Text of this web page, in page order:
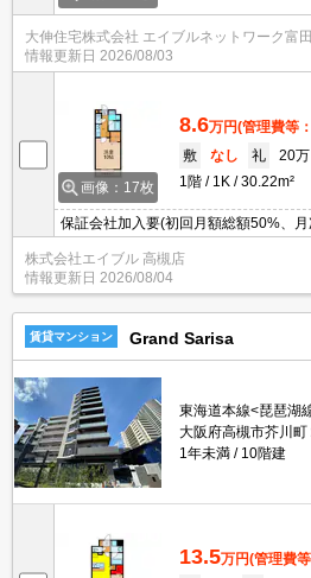
大伸住宅株式会社 エイブルネットワーク富
情報更新日 2026/08/03
画像：17枚
8.6万円(管理費等
敷
なし 礼
20万
1階
1K 30.22m²
保証会社加入要(初回月額総額50%、月
株式会社エイブル 高槻店
情報更新日 2026/08/04
賃貸マンション Grand Sarisa
東海道本線<琵琶湖
大阪府高槻市芥川町
1年未満
10階建
13.5万円(管理費